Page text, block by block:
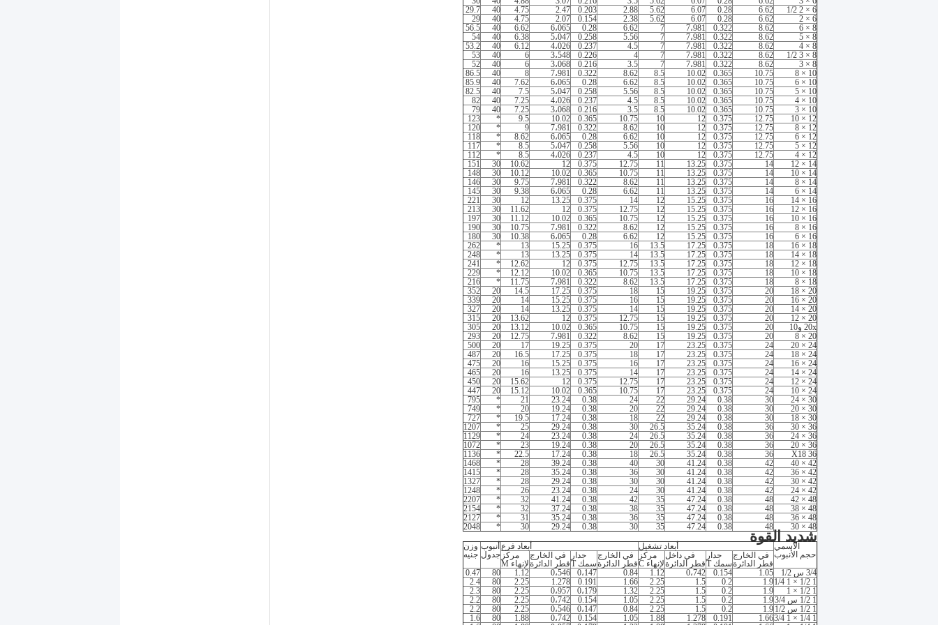
6 × 2 1/2
6.62
0.28
6.07
5.62
2.88
0.203
2.47
4.75
40
29.7
6 × 2
6.62
0.28
6.07
5.62
2.38
0.154
2.07
4.75
40
29
8 × 6
8.62
0.322 7،981 7
6.62
0.28 6،065 6.62
40
56.5
8 × 5
8.62
0.322 7،981 7
5.56
0.258 5،047 6.38
40
54
8 × 4
8.62
0.322 7،981 7
4.5
0.237 4،026 6.12
40
53.2
8 × 3 1/2
8.62
0.322 7،981 7
4
0.226 3،548 6
40
53
8 × 3
8.62
0.322 7،981 7
3.5
0.216 3،068 6
40
52
10 × 8
10.75
0.365
10.02
8.5
8.62
0.322 7،981 8
40
86.5
10 × 6
10.75
0.365
10.02
8.5
6.62
0.28 6،065 7.62
40
85.9
10 × 5
10.75
0.365
10.02
8.5
5.56
0.258 5،047 7.5
40
82.5
10 × 4
10.75
0.365
10.02
8.5
4.5
0.237 4،026 7.25
40
82
10 × 3
10.75
0.365
10.02
8.5
3.5
0.216 3،068 7.25
40
79
12 × 10
12.75
0.375
12
10
10.75
0.365
10.02
9.5
*
123
12 × 8
12.75
0.375
12
10
8.62
0.322 7،981 9
*
120
12 × 6
12.75
0.375
12
10
6.62
0.28 6،065 8.62
*
118
12 × 5
12.75
0.375
12
10
5.56
0.258 5،047 8.5
*
117
12 × 4
12.75
0.375
12
10
4.5
0.237 4،026 8.5
*
112
14 × 12
14
0.375
13.25
11
12.75
0.375
12
10.62
30
151
14 × 10
14
0.375
13.25
11
10.75
0.365
10.02
10.12
30
148
14 × 8
14
0.375
13.25
11
8.62
0.322 7،981 9.75
30
146
14 × 6
14
0.375
13.25
11
6.62
0.28 6،065 9.38
30
145
16 × 14
16
0.375
15.25
12
14
0.375
13.25
12
30
221
16 × 12
16
0.375
15.25
12
12.75
0.375
12
11.62
30
213
16 × 10
16
0.375
15.25
12
10.75
0.365
10.02
11.12
30
197
16 × 8
16
0.375
15.25
12
8.62
0.322 7،981 10.75
30
190
16 × 6
16
0.375
15.25
12
6.62
0.28 6،065 10.38
30
180
18 × 16
18
0.375
17.25
13.5
16
0.375
15.25
13
*
262
18 × 14
18
0.375
17.25
13.5
14
0.375
13.25
13
*
248
18 × 12
18
0.375
17.25
13.5
12.75
0.375
12
12.62
*
241
18 × 10
18
0.375
17.25
13.5
10.75
0.365
10.02
12.12
*
229
18 × 8
18
0.375
17.25
13.5
8.62
0.322 7،981 11.75
*
216
20 × 18
20
0.375
19.25
15
18
0.375
17.25
14.5
20
352
20 × 16
20
0.375
19.25
15
16
0.375
15.25
14
20
339
20 × 14
20
0.375
19.25
15
14
0.375
13.25
14
20
327
20 × 12
20
0.375
19.25
15
12.75
0.375
12
13.62
20
315
20x و10
20
0.375
19.25
15
10.75
0.365
10.02
13.12
20
305
20 × 8
20
0.375
19.25
15
8.62
0.322 7،981 12.75
20
293
24 × 20
24
0.375
23.25
17
20
0.375
19.25
17
20
500
24 × 18
24
0.375
23.25
17
18
0.375
17.25
16.5
20
487
24 × 16
24
0.375
23.25
17
16
0.375
15.25
16
20
475
24 × 14
24
0.375
23.25
17
14
0.375
13.25
16
20
465
24 × 12
24
0.375
23.25
17
12.75
0.375
12
15.62
20
450
24 × 10
24
0.375
23.25
17
10.75
0.365
10.02
15.12
20
447
30 × 24
30
0.38
29.24
22
24
0.38
23.24
21
*
795
30 × 20
30
0.38
29.24
22
20
0.38
19.24
20
*
749
30 × 18
30
0.38
29.24
22
18
0.38
17.24
19.5
*
727
36 × 30
36
0.38
35.24
26.5
30
0.38
29.24
25
*
1207
36 × 24
36
0.38
35.24
26.5
24
0.38
23.24
24
*
1129
36 × 20
36
0.38
35.24
26.5
20
0.38
19.24
23
*
1072
36 X18
36
0.38
35.24
26.5
18
0.38
17.24
22.5
*
1136
42 × 40
42
0.38
41.24
30
40
0.38
39.24
28
*
1468
42 × 36
42
0.38
41.24
30
36
0.38
35.24
28
*
1415
42 × 30
42
0.38
41.24
30
30
0.38
29.24
28
*
1327
42 × 24
42
0.38
41.24
30
24
0.38
23.24
26
*
1248
48 × 42
48
0.38
47.24
35
42
0.38
41.24
32
*
2207
48 × 38
48
0.38
47.24
35
38
0.38
37.24
32
*
2154
48 × 36
48
0.38
47.24
35
36
0.38
35.24
31
*
2127
48 × 30
48
0.38
47.24
35
30
0.38
29.24
30
*
2048
شديد القوة
الاسمي
حجم الأنبوب
أبعاد تشغيل أبعاد فرع أنبوب
جدول
وزن
جنيه
في الخارج
قطر الدائرة
جدار
سمك T
في داخل
قطر الدائرة
مركز
لإنهاء C
في الخارج
قطر الدائرة
جدار
سمك T
في الخارج
قطر الدائرة
مركز
لإنهاء M
3/4 س 1/2
1.05
0.154 0،742 1.12
0.84 0،147 0،546 1.12
80
0.47
1 1/2 × 1 1/4
1.9
0.2
1.5
2.25
1.66
0.191
1.278
2.25
80
2.4
1 1/2 × 1
1.9
0.2
1.5
2.25
1.32 0،179 0،957 2.25
80
2.3
1 1/2 س 3/4
1.9
0.2
1.5
2.25
1.05
0.154 0،742 2.25
80
2.2
1 1/2 س 1/2
1.9
0.2
1.5
2.25
0.84 0،147 0،546 2.25
80
2.2
1 1/4 × 1 3/4
1.66
0.191
1.278
1.88
1.05
0.154 0،742 1.88
80
1.6